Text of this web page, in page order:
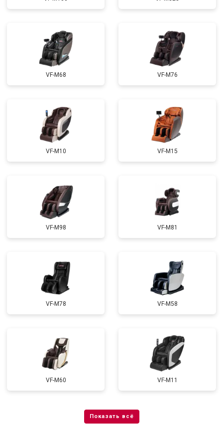
Ремонт сканера от 4800 ₽ Заказать
Ремонт купюроприемника
Замена сетевого трансформатора от 4500 ₽ Заказать
Ремонт микро-лифта от 5500 ₽
VF-M68 VF-M76
VF-M10 VF-M15
VF-M98 VF-M81
VF-M78 VF-M58
VF-M60 VF-M11